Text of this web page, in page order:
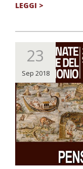
LEGGI >
23
Sep 2018